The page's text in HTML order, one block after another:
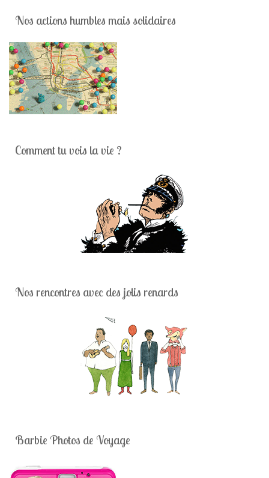
Nos actions humbles mais solidaires
Comment tu vois la vie ?
Nos rencontres avec des jolis renards
Barbie Photos de Voyage